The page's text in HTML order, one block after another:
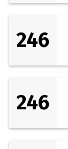
246
246